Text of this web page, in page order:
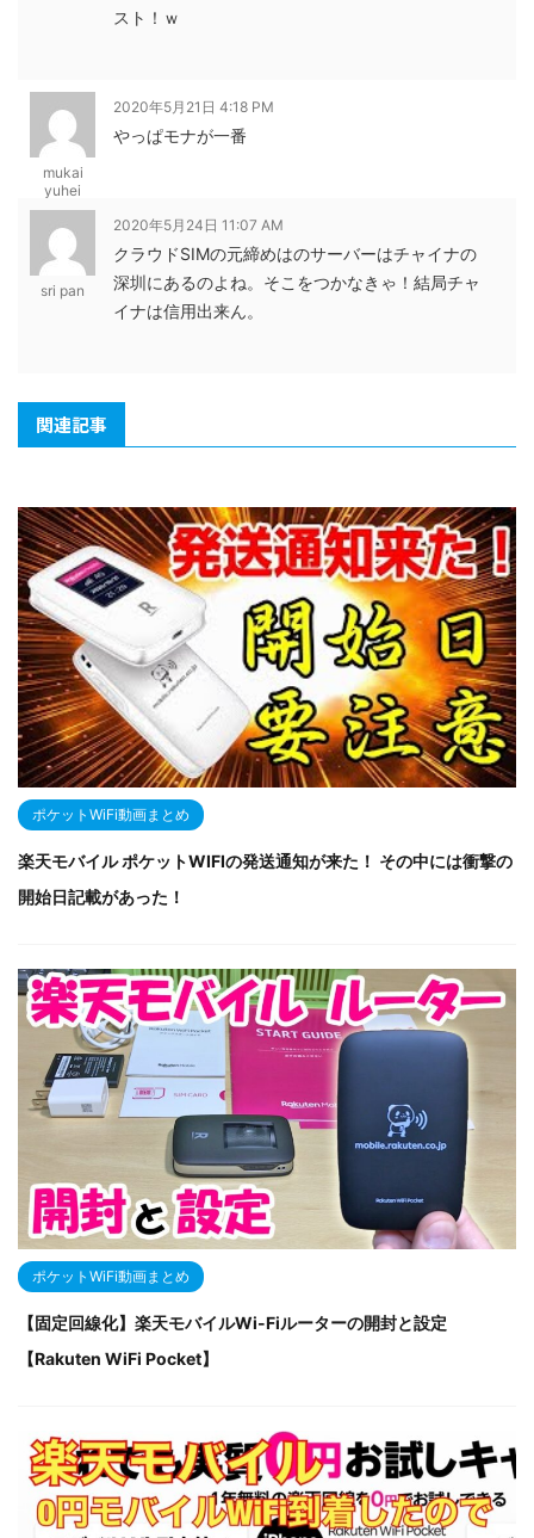
スト！ｗ
mukai
yuhei
2020年5月21日 4:18 PM
やっぱモナが一番
sri pan
2020年5月24日 11:07 AM
クラウドSIMの元締めはのサーバーはチャイナの
深圳にあるのよね。そこをつかなきゃ！結局チャ
イナは信用出来ん。
関連記事
ポケットWiFi動画まとめ
楽天モバイル ポケットWIFIの発送通知が来た！ その中には衝撃の
開始日記載があった！
ポケットWiFi動画まとめ
【固定回線化】楽天モバイルWi-Fiルーターの開封と設定
【Rakuten WiFi Pocket】